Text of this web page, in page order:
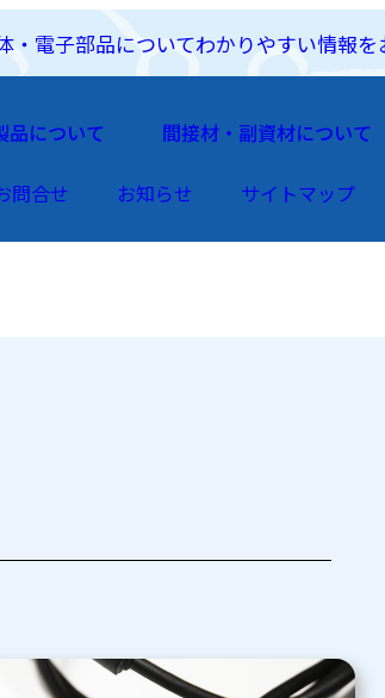
・電子部品についてわかりやすい情報
品について 間接材・副資材について
問合せ お知らせ サイトマップ